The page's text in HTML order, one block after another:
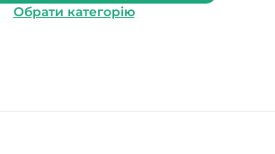
Обрати категорію